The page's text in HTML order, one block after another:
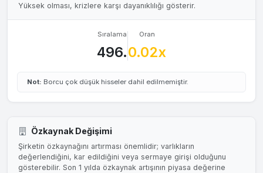
Yüksek olması, krizlere karşı dayanıklılığı gösterir.
Sıralama
496.
Oran
0.02x
Not: Borcu çok düşük hisseler dahil edilmemiştir.
Özkaynak Değişimi
Şirketin özkaynağını artırması önemlidir; varlıkların
değerlendiğini, kar edildiğini veya sermaye girişi olduğunu
gösterebilir. Son 1 yılda özkaynak artışının piyasa değerine